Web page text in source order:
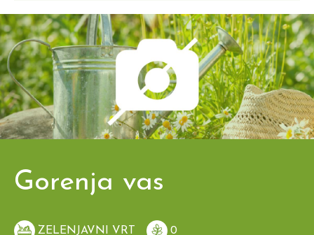
Gorenja vas
ZELENJAVNI VRT 0